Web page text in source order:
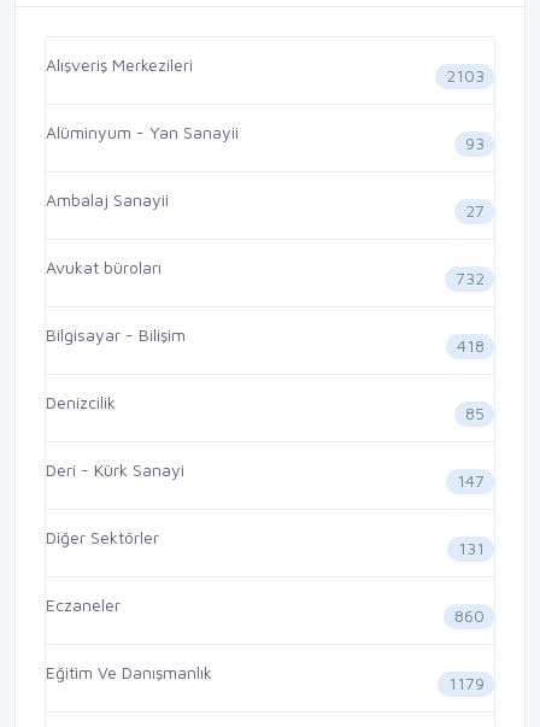
Alışveriş Merkezileri
2103
Alüminyum - Yan Sanayii
93
Ambalaj Sanayii
27
Avukat büroları
732
Bilgisayar - Bilişim
418
Denizcilik
85
Deri - Kürk Sanayi
147
Diğer Sektörler
131
Eczaneler
860
Eğitim Ve Danışmanlık
1179